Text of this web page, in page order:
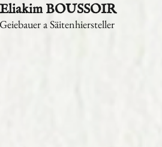
Eliakim BOUSSOIR
Geiebauer a Säitenhiersteller